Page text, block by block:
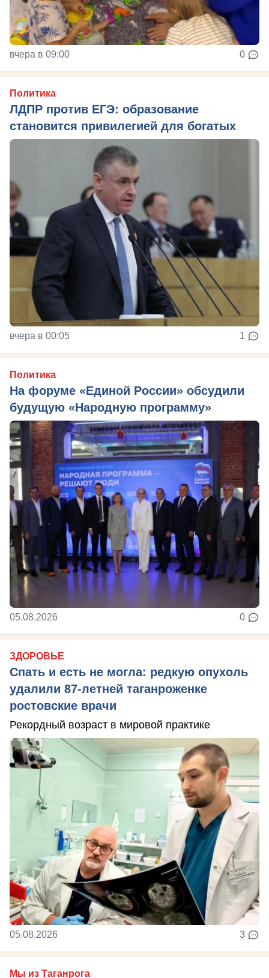
вчера в 09:00 0
Политика
ЛДПР против ЕГЭ: образование
становится привилегией для богатых
вчера в 00:05 1
Политика
На форуме «Единой России» обсудили
будущую «Народную программу»
05.08.2026 0
ЗДОРОВЬЕ
Спать и есть не могла: редкую опухоль
удалили 87-летней таганроженке
ростовские врачи
Рекордный возраст в мировой практике
05.08.2026 3
Мы из Таганрога